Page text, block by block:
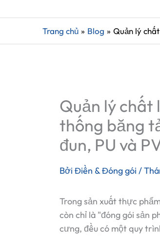
Trang chủ Blog Quản lý
Quản lý chất
thống băng
đun, PU và
Bởi Điền & Đóng gói /
Trong sản xuất thực
còn chỉ là "đóng gói sản
cưng, đều có một quy